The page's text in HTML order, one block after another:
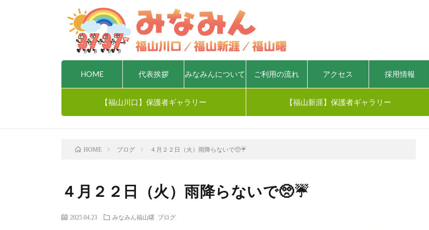
HOME 代表挨拶 みなみんについて ご利用の流れ アクセス 採用情報
【福山川口】保護者ギャラリー 【福山新涯】保護者ギャラリー
HOME ブログ ４月２２日（火）雨降らないで🥺☔
４月２２日（火）雨降らないで🥺☔
2025.04.23 みなみん福山曙 ブログ